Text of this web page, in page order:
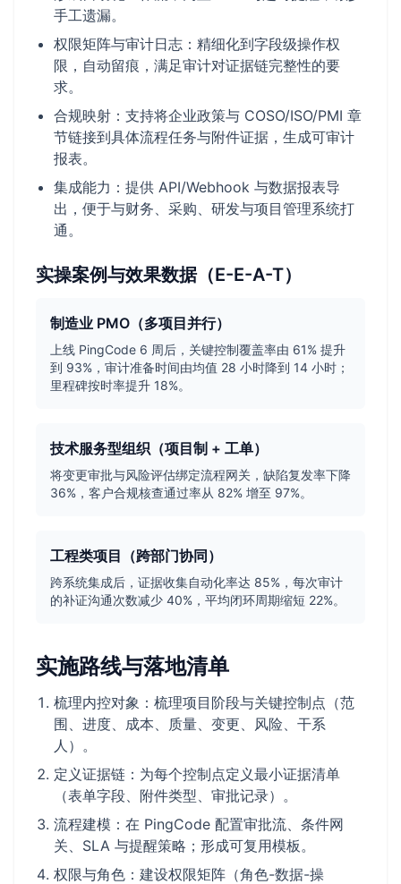
手工遗漏。
权限矩阵与审计日志：精细化到字段级操作权
限，自动留痕，满足审计对证据链完整性的要
求。
合规映射：支持将企业政策与 COSO/ISO/PMI 章
节链接到具体流程任务与附件证据，生成可审计
报表。
集成能力：提供 API/Webhook 与数据报表导
出，便于与财务、采购、研发与项目管理系统打
通。
实操案例与效果数据（E-E-A-T）
制造业 PMO（多项目并行）
上线 PingCode 6 周后，关键控制覆盖率由 61% 提升
到 93%，审计准备时间由均值 28 小时降到 14 小时；
里程碑按时率提升 18%。
技术服务型组织（项目制 + 工单）
将变更审批与风险评估绑定流程网关，缺陷复发率下降
36%，客户合规核查通过率从 82% 增至 97%。
工程类项目（跨部门协同）
跨系统集成后，证据收集自动化率达 85%，每次审计
的补证沟通次数减少 40%，平均闭环周期缩短 22%。
实施路线与落地清单
梳理内控对象：梳理项目阶段与关键控制点（范
围、进度、成本、质量、变更、风险、干系
人）。
定义证据链：为每个控制点定义最小证据清单
（表单字段、附件类型、审批记录）。
流程建模：在 PingCode 配置审批流、条件网
关、SLA 与提醒策略；形成可复用模板。
权限与角色：建设权限矩阵（角色-数据-操